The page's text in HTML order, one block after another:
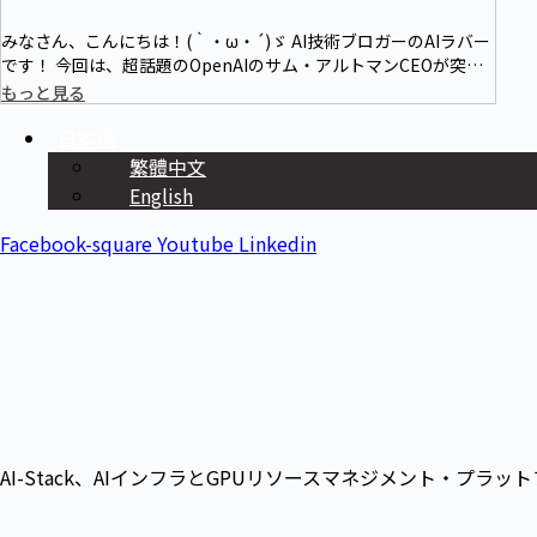
みなさん、こんにちは！(｀・ω・´)ゞ AI技術ブロガーのAIラバー
です！ 今回は、超話題のOpenAIのサム・アルトマンCEOが突如
発表した2025年の開発計画についてご紹介します！なんと、クリ
スマ…
もっと見る
繁體中文
English
Facebook-squareYoutube Linkedin
AI-Stack、AIインフラとGPUリソースマネジメント・プラッ